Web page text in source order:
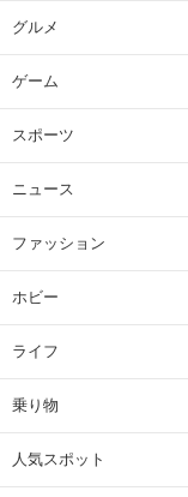
グルメ
ゲーム
スポーツ
ニュース
ファッション
ホビー
ライフ
乗り物
人気スポット